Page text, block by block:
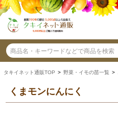
タキイネット通販TOP > 野菜・イモの苗一覧 >
くまモンにんにく